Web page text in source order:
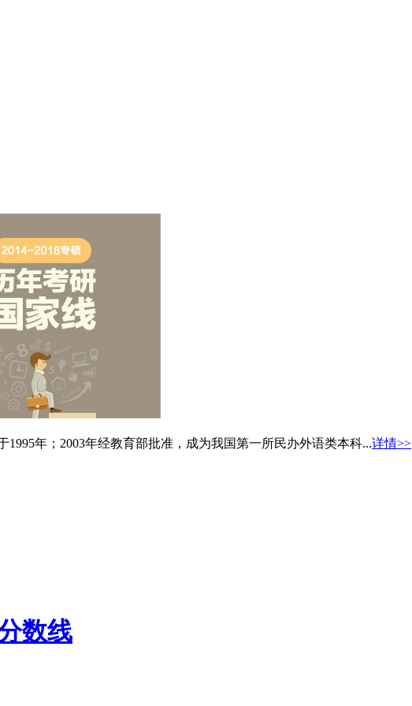
年；2003年经教育部批准，成为我国第一所民办外语类本科...详情>>
数线